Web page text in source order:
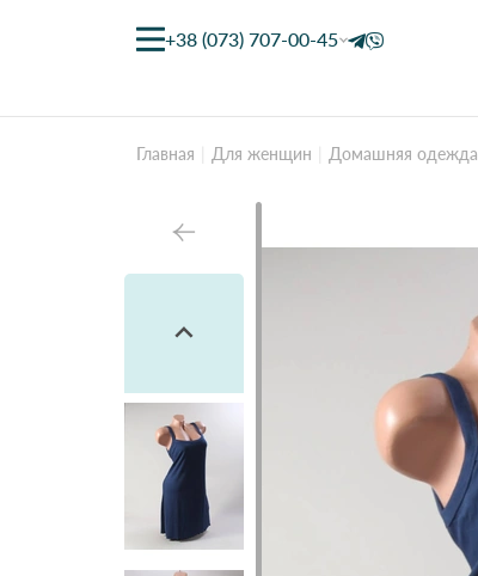
+38 (073) 707-00-45
Главная Для женщин Домашняя одежда